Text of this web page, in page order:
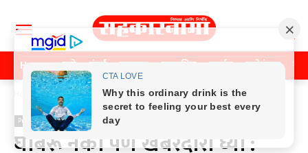
Home पुणे मुंबई महाराष्ट्र राजकीय क्राईम मनोरंजन
Home Previos News
Previos News
घाबरू नका पण खबरदारी घ्या :